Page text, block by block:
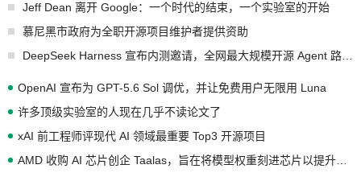
Jeff Dean 离开 Google：一个时代的结束，一个实验室的开始
慕尼黑市政府为全职开源项目维护者提供资助
OpenAI 宣布为 GPT-5.6 Sol 调优，并让免费用户无限用 Luna
许多顶级实验室的人现在几乎不读论文了
xAI 前工程师评现代 AI 领域最重要 Top3 开源项目